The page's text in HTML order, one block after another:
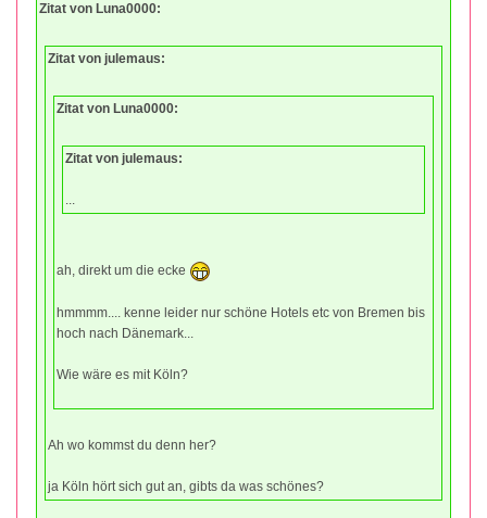
Zitat von Luna0000:
Zitat von julemaus:
Zitat von Luna0000:
Zitat von julemaus:
...
ah, direkt um die ecke
hmmmm.... kenne leider nur schöne Hotels etc von Bremen bis
hoch nach Dänemark...
Wie wäre es mit Köln?
Ah wo kommst du denn her?
ja Köln hört sich gut an, gibts da was schönes?